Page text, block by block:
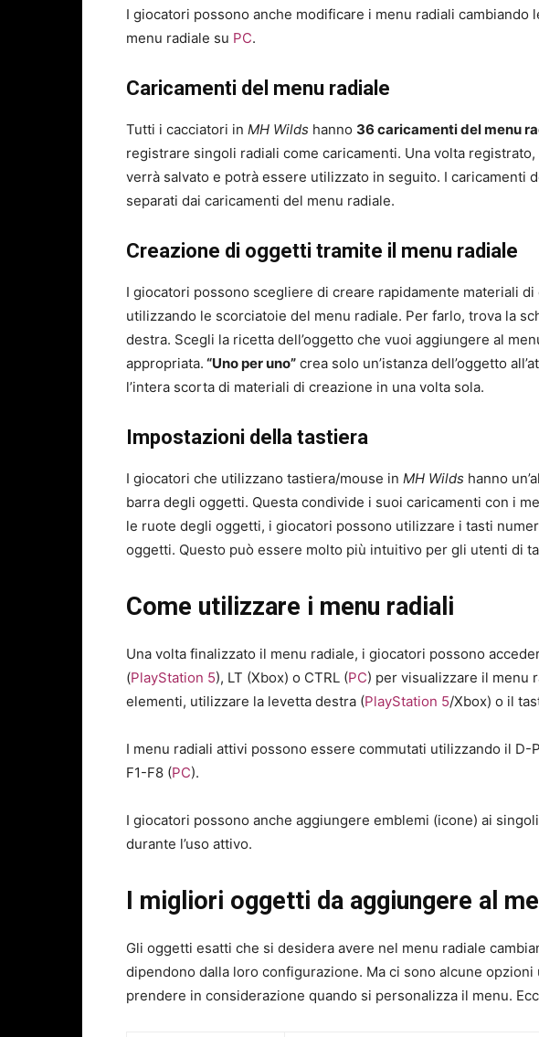
I giocatori possono anche modificare i menu radiali cambiando
menu radiale su PC.
Caricamenti del menu radiale
Tutti i cacciatori in MH Wilds hanno 36 caricamenti del menu
registrare singoli radiali come caricamenti. Una volta
verrà salvato e potrà essere utilizzato in seguito. I caricamenti
separati dai caricamenti del menu radiale.
Creazione di oggetti tramite il menu radiale
I giocatori possono scegliere di creare rapidamente materiali
utilizzando le scorciatoie del menu radiale. Per farlo, trova la
destra. Scegli la ricetta dell’oggetto che vuoi aggiungere al
appropriata. “Uno per uno” crea solo un’istanza dell’oggetto
l’intera scorta di materiali di creazione in una volta sola.
Impostazioni della tastiera
I giocatori che utilizzano tastiera/mouse in MH Wilds hanno
barra degli oggetti. Questa condivide i suoi caricamenti con i
le ruote degli oggetti, i giocatori possono utilizzare i tasti
oggetti. Questo può essere molto più intuitivo per gli utenti di
Come utilizzare i menu radiali
Una volta finalizzato il menu radiale, i giocatori possono
(PlayStation 5), LT (Xbox) o CTRL (PC) per visualizzare il menu
elementi, utilizzare la levetta destra (PlayStation 5/Xbox) o il
I menu radiali attivi possono essere commutati utilizzando il D-
F1-F8 (PC).
I giocatori possono anche aggiungere emblemi (icone) ai
durante l’uso attivo.
I migliori oggetti da aggiungere al
Gli oggetti esatti che si desidera avere nel menu radiale
dipendono dalla loro configurazione. Ma ci sono alcune
prendere in considerazione quando si personalizza il menu.